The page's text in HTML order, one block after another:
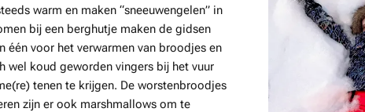
warm en maken “sneeuwengelen” in
bij een berghutje maken de gidsen
één voor het verwarmen van broodjes en
wel koud geworden vingers bij het vuur
tenen te krijgen. De worstenbroodjes
zijn er ook marshmallows om te